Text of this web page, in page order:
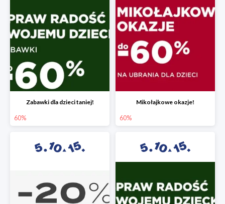
Zabawki dla dzieci taniej!
60%
Mikołajkowe okazje!
60%